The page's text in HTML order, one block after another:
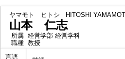
ヤマモト ヒトシ HITOSHI
山本 仁志
所属 経営学部 経営学科
職種 教授
言語